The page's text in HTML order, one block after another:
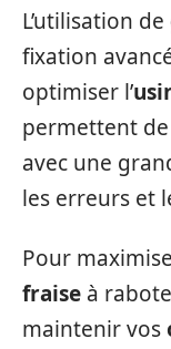
L’utilisation de
fixation
optimiser l’
permettent
avec une
les erreurs et
Pour
fraise à
maintenir vos